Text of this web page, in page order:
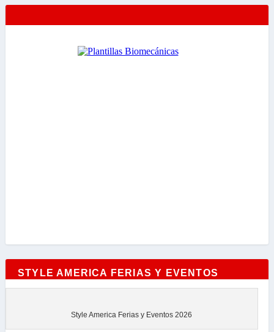
STYLE AMERICA FERIAS Y EVENTOS
Style America Ferias y Eventos 2026